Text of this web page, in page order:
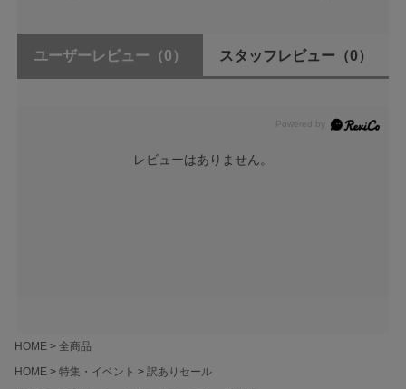
ユーザーレビュー （0） スタッフレビュー （0）
レビューはありません。
HOME
全商品
HOME
特集・イベント
訳ありセール